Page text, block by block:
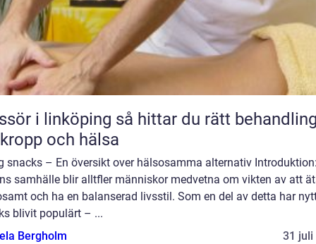
så hittar du rätt behandling
och hälsa
snacks – En översikt over hälsosamma alternativ
samhälle blir alltfler människor medvetna om vikten av att
och ha en balanserad livsstil. Som en del av detta har
blivit populärt – ...
Bergholm
31 juli